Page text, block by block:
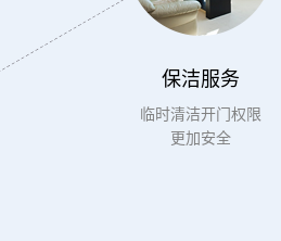
保洁服务
临时清洁开门权限
更加安全